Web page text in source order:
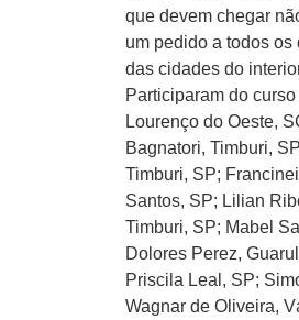
que devem chegar
um pedido a todos
das cidades do
Participaram do
Lourenço do Oeste,
Bagnatori, Timburi,
Timburi, SP;
Santos, SP; Lilian
Timburi, SP; Mabel
Dolores Perez,
Priscila Leal, SP;
Wagnar de Oliveira,